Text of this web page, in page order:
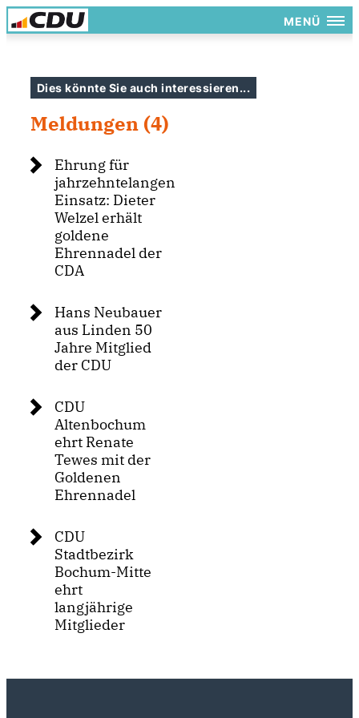
MENÜ
Dies könnte Sie auch interessieren...
Meldungen (4)
Ehrung für
jahrzehntelangen
Einsatz: Dieter
Welzel erhält
goldene
Ehrennadel der
CDA
Hans Neubauer
aus Linden 50
Jahre Mitglied
der CDU
CDU
Altenbochum
ehrt Renate
Tewes mit der
Goldenen
Ehrennadel
CDU
Stadtbezirk
Bochum-Mitte
ehrt
langjährige
Mitglieder